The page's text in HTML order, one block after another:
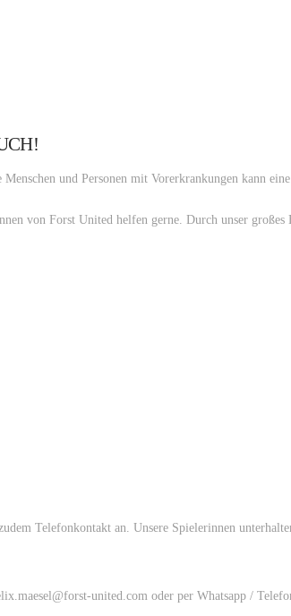
und Personen mit Vorerkrankungen kann
von Forst United helfen gerne. Durch unser großes
Telefonkontakt an. Unsere Spielerinnen
united.com oder per Whatsapp /